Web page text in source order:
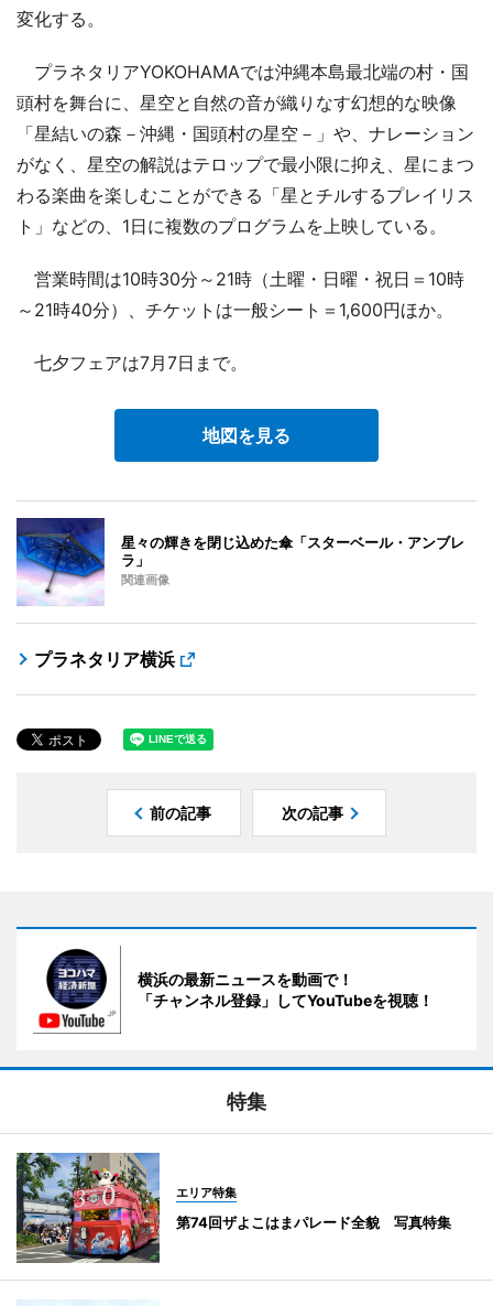
変化する。
プラネタリアYOKOHAMAでは沖縄本島最北端の村・国
頭村を舞台に、星空と自然の音が織りなす幻想的な映像
「星結いの森－沖縄・国頭村の星空－」や、ナレーション
がなく、星空の解説はテロップで最小限に抑え、星にまつ
わる楽曲を楽しむことができる「星とチルするプレイリス
ト」などの、1日に複数のプログラムを上映している。
営業時間は10時30分～21時（土曜・日曜・祝日＝10時
～21時40分）、チケットは一般シート＝1,600円ほか。
七夕フェアは7月7日まで。
地図を見る
星々の輝きを閉じ込めた傘「スターベール・アンブレ
ラ」
関連画像
プラネタリア横浜
前の記事 次の記事
横浜の最新ニュースを動画で！
「チャンネル登録」してYouTubeを視聴！
特集
エリア特集
第74回ザよこはまパレード全貌 写真特集